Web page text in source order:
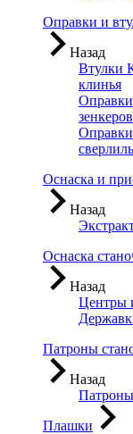
Оправки и
Назад
Втулки
клинья
Оснаска и
Назад
Оснаска
Назад
Центры
Патроны
Назад
Плашки